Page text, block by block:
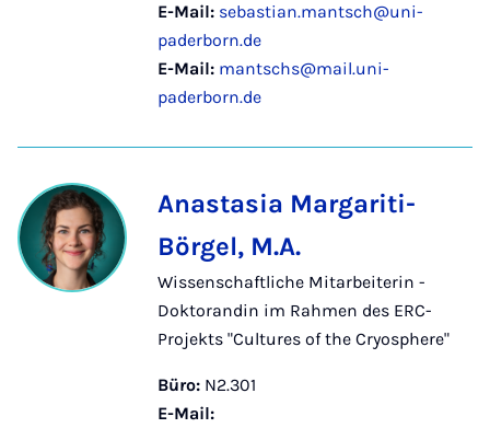
E-Mail: sebastian.mantsch@uni-
paderborn.de
E-Mail: mantschs@mail.uni-
paderborn.de
Anastasia Margariti-
Börgel, M.A.
Wissenschaftliche Mitarbeiterin -
Doktorandin im Rahmen des ERC-
Projekts "Cultures of the Cryosphere"
Büro: N2.301
E-Mail: